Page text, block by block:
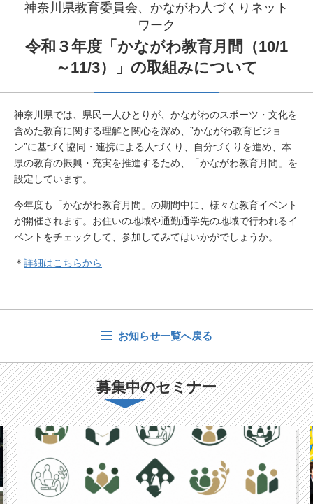
神奈川県教育委員会、かながわ人づくりネット
ワーク
令和３年度「かながわ教育月間（10/1
～11/3）」の取組みについて
神奈川県では、県民一人ひとりが、かながわのスポーツ・文化を
含めた教育に関する理解と関心を深め、”かながわ教育ビジョ
ン”に基づく協同・連携による人づくり、自分づくりを進め、本
県の教育の振興・充実を推進するため、「かながわ教育月間」を
設定しています。
今年度も「かながわ教育月間」の期間中に、様々な教育イベント
が開催されます。お住いの地域や通勤通学先の地域で行われるイ
ベントをチェックして、参加してみてはいかがでしょうか。
＊ 詳細はこちらから
お知らせ一覧へ戻る
募集中のセミナー